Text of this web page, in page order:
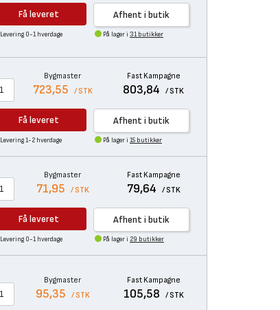
Få leveret Afhent i butik
Levering 0-1 hverdage På lager i 31 butikker
Bygmaster
723,55 / STK
Fast Kampagne
803,84 / STK
Få leveret Afhent i butik
Levering 1-2 hverdage På lager i 15 butikker
Bygmaster
71,95 / STK
Fast Kampagne
79,64 / STK
Få leveret Afhent i butik
Levering 0-1 hverdage På lager i 29 butikker
Bygmaster
95,35 / STK
Fast Kampagne
105,58 / STK